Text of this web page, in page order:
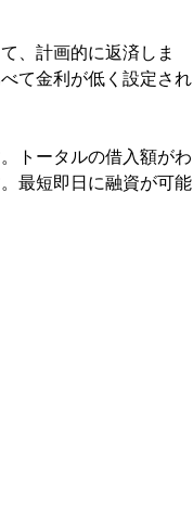
、計画的に返済しま
て金利が低く設定され
トータルの借入額がわ
最短即日に融資が可能